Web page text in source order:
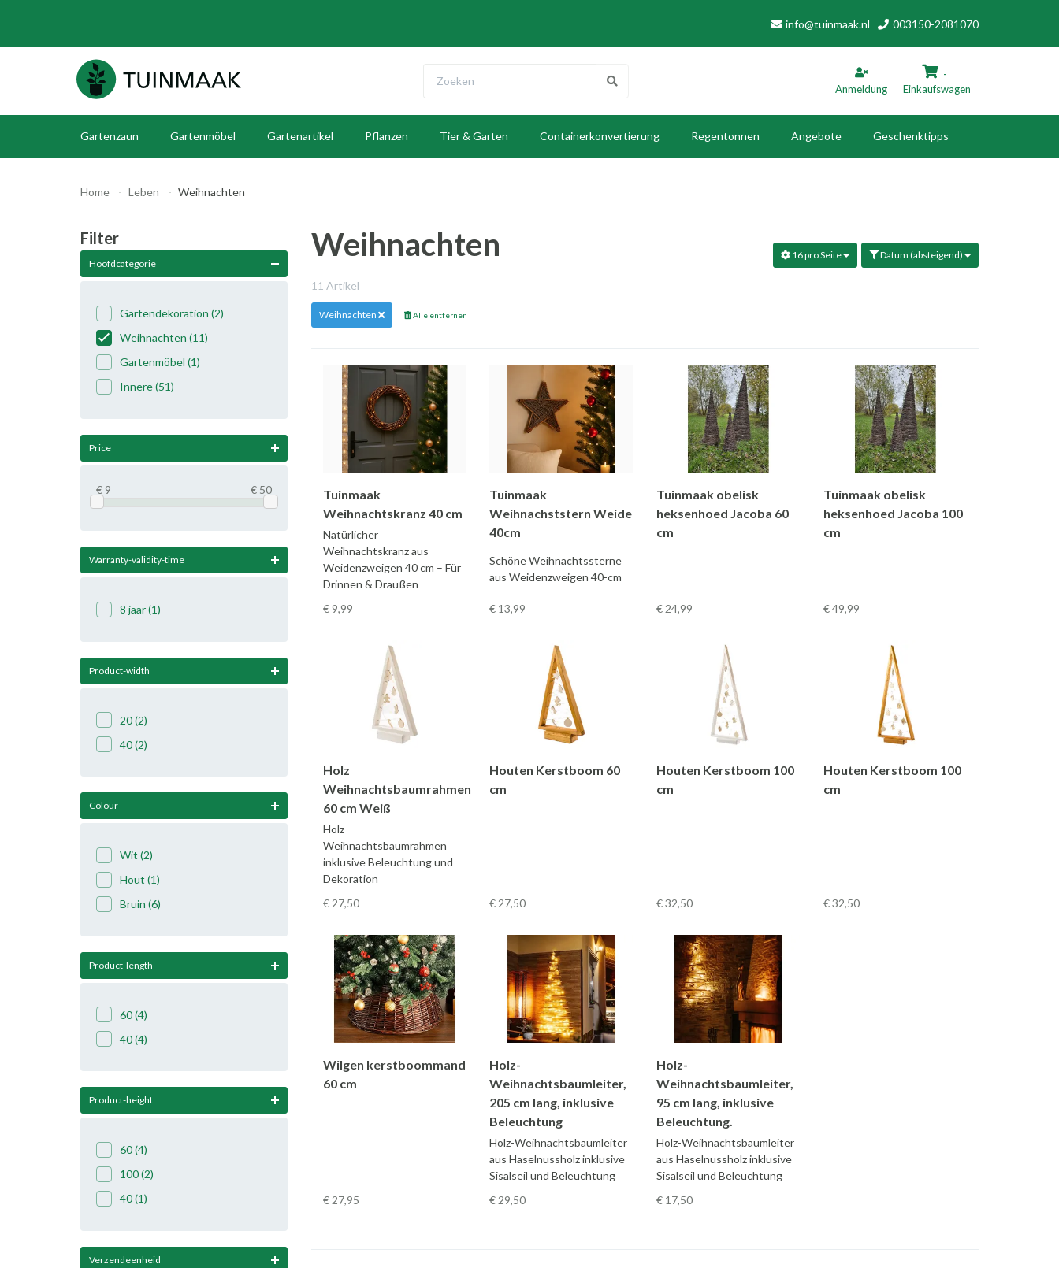
info@tuinmaak.nl 003150-2081070
Anmeldung
-
Einkaufswagen
Gartenzaun Gartenmöbel Gartenartikel Pflanzen Tier & Garten Containerkonvertierung Regentonnen Angebote Geschenktipps
Füllen Sie es mit Produkten.
Home Leben Weihnachten
Filter
Hoofdcategorie
Gartendekoration (2)
Weihnachten (11)
Gartenmöbel (1)
Innere(51)
Price
€ 9 € 50
Warranty-validity-time
8 jaar(1)
Product-width
20(2)
40(2)
Colour
Wit (2)
Hout (1)
Bruin (6)
Product-length
60(4)
40(4)
Product-height
60(4)
100(2)
40(1)
Verzendeenheid
Weihnachten Datum (absteigend)
16 pro Seite
11 Artikel
Weihnachten Alle entfernen
Tuinmaak
Weihnachtskranz 40 cm
Natürlicher
Weihnachtskranz aus
Weidenzweigen 40 cm – Für
Drinnen & Draußen
€ 9,99
Tuinmaak
Weihnachststern Weide
40cm
Schöne Weihnachtssterne
aus Weidenzweigen 40-cm
€ 13,99
Tuinmaak obelisk
heksenhoed Jacoba 60
cm
€ 24,99
Tuinmaak obelisk
heksenhoed Jacoba 100
cm
€ 49,99
Holz
Weihnachtsbaumrahmen
60 cm Weiß
Holz
Weihnachtsbaumrahmen
inklusive Beleuchtung und
Dekoration
€ 27,50
Houten Kerstboom 60
cm
€ 27,50
Houten Kerstboom 100
cm
€ 32,50
Houten Kerstboom 100
cm
€ 32,50
Wilgen kerstboommand
60 cm
€ 27,95
Holz-
Weihnachtsbaumleiter,
205 cm lang, inklusive
Beleuchtung
Holz-Weihnachtsbaumleiter
aus Haselnussholz inklusive
Sisalseil und Beleuchtung
€ 29,50
Holz-
Weihnachtsbaumleiter,
95 cm lang, inklusive
Beleuchtung.
Holz-Weihnachtsbaumleiter
aus Haselnussholz inklusive
Sisalseil und Beleuchtung
€ 17,50